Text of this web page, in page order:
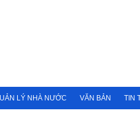
LÝ NHÀ NƯỚC VĂN BẢN TIN